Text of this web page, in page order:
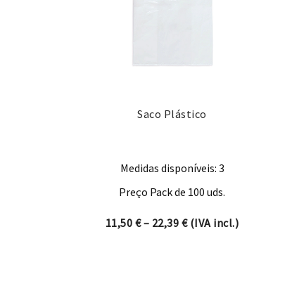
Saco Plástico
Medidas disponíveis: 3
Preço Pack de 100 uds.
11,50 €– 22,39 €Price range: 11,50 €
(IVA incl.)